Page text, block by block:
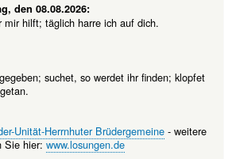
den 08.08.2026:
mir hilft; täglich harre ich auf dich.
suchet, so werdet ihr finden; klopfet
Unität-Herrnhuter Brüdergemeine - weitere
Sie hier:www.losungen.de